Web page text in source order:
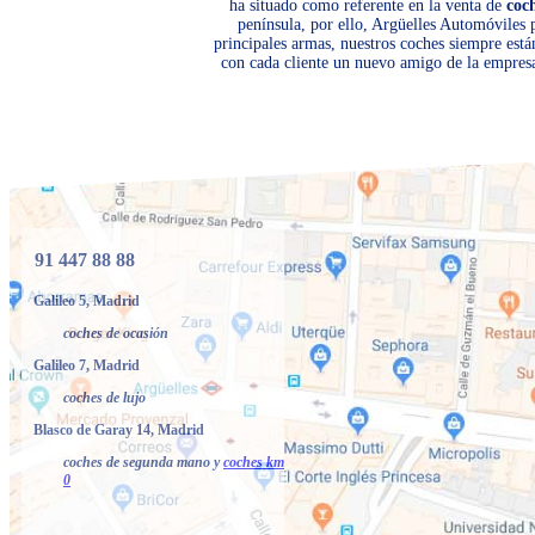
ha situado como referente en la venta de
península, por ello, Argüelles Automóviles
principales armas, nuestros coches siempre
con cada cliente un nuevo amigo de la
91 447 88 88
Galileo 5, Madrid
coches de ocasión
Galileo 7, Madrid
coches de lujo
Blasco de Garay 14, Madrid
coches de segunda mano ycoches km
0